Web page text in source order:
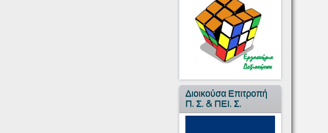
Διοικούσα Επιτροπή
Π. Σ. & ΠΕΙ. Σ.